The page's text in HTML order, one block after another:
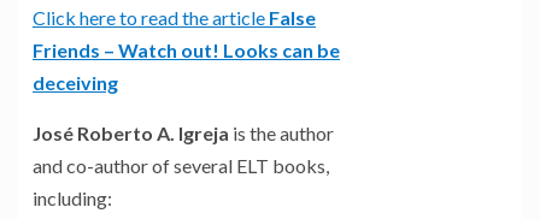
Click here to read the article False
Friends – Watch out! Looks can be
deceiving
José Roberto A. Igreja is the author
and co-author of several ELT books,
including: